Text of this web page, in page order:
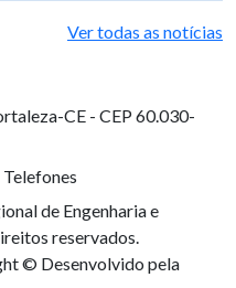
Ver todas as notícias
CE - CEP 60.030-
Telefones
de Engenharia e
reservados.
© Desenvolvido pela